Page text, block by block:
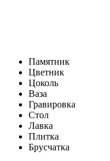
Памятник
Цветник
Цоколь
Ваза
Гравировка
Стол
Лавка
Плитка
Брусчатка